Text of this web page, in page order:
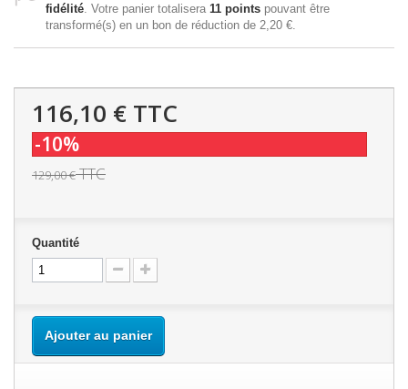
fidélité . Votre panier totalisera 11 points pouvant être
transformé(s) en un bon de réduction de 2,20 €
116,10 € TTC
-10%
129,00 €TTC
Quantité
Ajouter au panier